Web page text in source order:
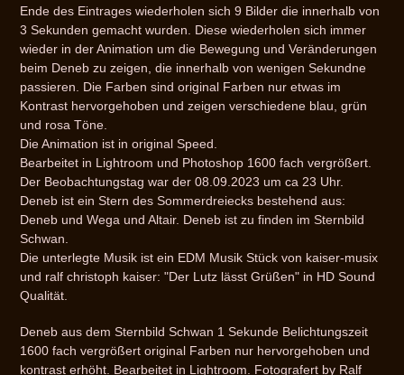
Ende des Eintrages wiederholen sich 9 Bilder die innerhalb von
3 Sekunden gemacht wurden. Diese wiederholen sich immer
wieder in der Animation um die Bewegung und Veränderungen
beim Deneb zu zeigen, die innerhalb von wenigen Sekundne
passieren. Die Farben sind original Farben nur etwas im
Kontrast hervorgehoben und zeigen verschiedene blau, grün
und rosa Töne.
Die Animation ist in original Speed.
Bearbeitet in Lightroom und Photoshop 1600 fach vergrößert.
Der Beobachtungstag war der 08.09.2023 um ca 23 Uhr.
Deneb ist ein Stern des Sommerdreiecks bestehend aus:
Deneb und Wega und Altair. Deneb ist zu finden im Sternbild
Schwan.
Die unterlegte Musik ist ein EDM Musik Stück von kaiser-musix
und ralf christoph kaiser: "Der Lutz lässt Grüßen" in HD Sound
Qualität.
Deneb aus dem Sternbild Schwan 1 Sekunde Belichtungszeit
1600 fach vergrößert original Farben nur hervorgehoben und
kontrast erhöht. Bearbeitet in Lightroom. Fotografert by Ralf